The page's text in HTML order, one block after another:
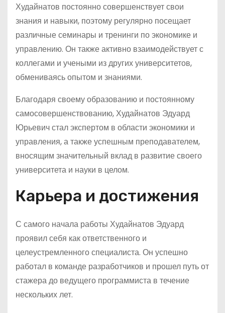
Худайнатов постоянно совершенствует свои
знания и навыки, поэтому регулярно посещает
различные семинары и тренинги по экономике и
управлению. Он также активно взаимодействует с
коллегами и учеными из других университетов,
обмениваясь опытом и знаниями.
Благодаря своему образованию и постоянному
самосовершенствованию, Худайнатов Эдуард
Юрьевич стал экспертом в области экономики и
управления, а также успешным преподавателем,
вносящим значительный вклад в развитие своего
университета и науки в целом.
Карьера и достижения
С самого начала работы Худайнатов Эдуард
проявил себя как ответственного и
целеустремленного специалиста. Он успешно
работал в команде разработчиков и прошел путь от
стажера до ведущего программиста в течение
нескольких лет.